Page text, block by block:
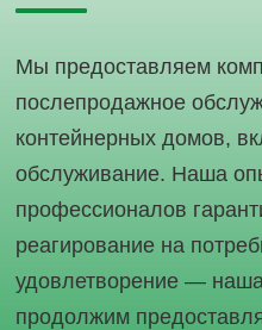
Мы предоставляем
послепродажное
контейнерных домов,
обслуживание. Наша
профессионалов
реагирование на
удовлетворение —
продолжим